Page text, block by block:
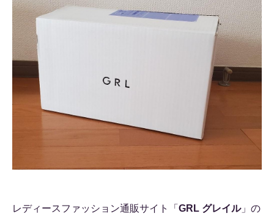
レディースファッション通販サイト「 GRL グレイル」の